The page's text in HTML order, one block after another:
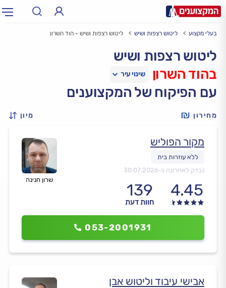
עירעיר: תל אביב, חיפה…
בעלי מקצוע ליטוש רצפות ושיש ליטוש רצפות ושיש - הוד השרון
ליטוש רצפות ושיש
בהוד השרון
עם הפיקוח של המקצוענים
מחירון מיון
שרון חנינה
מקור הפוליש
נבדק לאחרונה ב-30.07.2026
4.45
139
חוות דעת
053-2001931
אבישי עיבוד וליטוש אבן